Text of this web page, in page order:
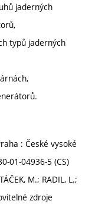
jaderných
typů jaderných
: České vysoké
01-04936-5 (CS)
M.; RADIL, L.;
zdroje